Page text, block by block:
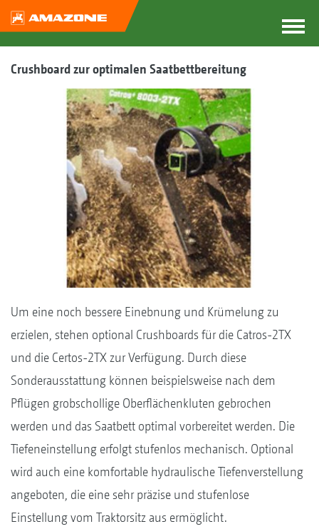
Crushboard zur optimalen Saatbettbereitung
Um eine noch bessere Einebnung und Krümelung zu
erzielen, stehen optional Crushboards für die Catros-2TX
und die Certos-2TX zur Verfügung. Durch diese
Sonderausstattung können beispielsweise nach dem
Pflügen grobschollige Oberflächenkluten gebrochen
werden und das Saatbett optimal vorbereitet werden. Die
Tiefeneinstellung erfolgt stufenlos mechanisch. Optional
wird auch eine komfortable hydraulische Tiefenverstellung
angeboten, die eine sehr präzise und stufenlose
Einstellung vom Traktorsitz aus ermöglicht.